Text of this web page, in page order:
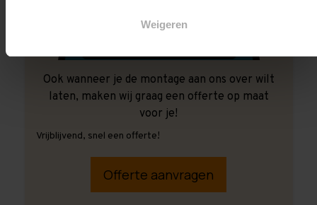
Weigeren
Ook wanneer je de montage aan ons over wilt
laten, maken wij graag een offerte op maat
voor je!
Vrijblijvend, snel een offerte!
Offerte aanvragen